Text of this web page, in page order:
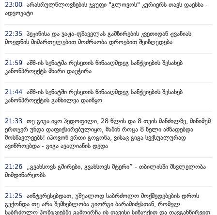
23:00 არასრულწლოვნების ჯგუფი "გლოვოს" კურიერს თავს დაესხა -
ადვოკატი
22:35 პეკინისა და ვაჟა-ფშაველას გამზირების კვეთიდან ჟვანიას
მოედნის მიმართულებით მოძრაობა დროებით შეიზღუდება
21:59 აშშ-ის სენატმა რუსეთის წინააღმდეგ სანქციების შესახებ
კანონპროექტს მხარი დაუჭირა
21:44 აშშ-ის სენატში რუსეთის წინააღმდეგ სანქციების შესახებ
კანონპროექტის განხილვა დაიწყო
21:33 თუ გიგა იყო პედოფილი, 28 წლის და 8 თვის მანძილზე, მინიმუმ
ერთჯერ უნდა დაფიქსირებულიყო, მაშინ როცა 8 წელი ამზადებდა
მოსწავლეებს! იპოვონ ერთი გოგონა, ვისაც გიგა სექსუალურად
ავიწროებდა - გიგა ავალიანის დედა
21:26
„გვახსოვს გმირები, გვახსოვს მტერი” - თბილისში მსვლელობა
მიმდინარეობს
21:25 აინტერესებდათ, უშუალოდ საბრძოლო მოქმედებების დროს
გვქონდა თუ არა შემხებლობა გიორგი ბარამიძესთან, რომელ
საბრძოლო პოზიციებში გამოირჩა ის თავისი სიჩაუქით და თავგანწირვით